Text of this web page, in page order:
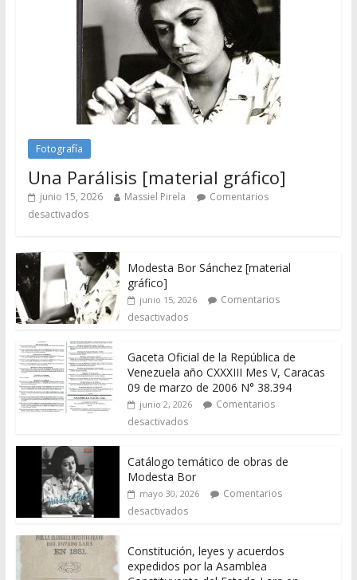
Fotografía
Una Parálisis [material gráfico]
junio 15, 2026 Massiel Pirela
Comentarios
desactivados
Modesta Bor Sánchez [material
gráfico]
junio 15, 2026
Comentarios
desactivados
Gaceta Oficial de la República de
Venezuela año CXXXIII Mes V, Caracas
09 de marzo de 2006 N° 38.394
junio 2, 2026
Comentarios
desactivados
Catálogo temático de obras de
Modesta Bor
mayo 30, 2026
Comentarios
desactivados
Constitución, leyes y acuerdos
expedidos por la Asamblea